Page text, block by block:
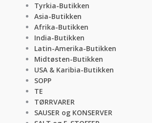
Tyrkia-Butikken
Asia-Butikken
Afrika-Butikken
India-Butikken
Latin-Amerika-Butikken
Midtøsten-Butikken
USA & Karibia-Butikken
SOPP
TE
TØRRVARER
SAUSER og KONSERVER